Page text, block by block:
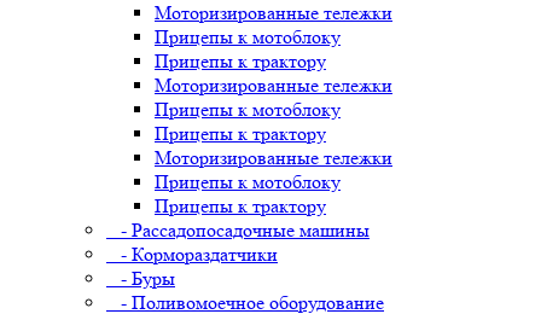
Моторизированные тележки
Прицепы к мотоблоку
Прицепы к трактору
Моторизированные тележки
Прицепы к мотоблоку
Прицепы к трактору
Моторизированные тележки
Прицепы к мотоблоку
Прицепы к трактору
- Рассадопосадочные машины
- Кормораздатчики
- Буры
- Поливомоечное оборудование